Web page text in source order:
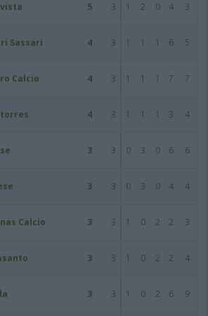
5 3 1 2 0 4 3
Sassari 4 3 1 1 1 6 5
Calcio 4 3 1 1 1 7 7
4 3 1 1 1 3 4
3 3 0 3 0 6 6
3 3 0 3 0 4 4
Calcio 3 3 1 0 2 2 3
3 3 1 0 2 2 4
3 3 1 0 2 6 9